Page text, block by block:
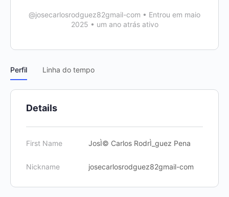
@josecarlosrodguez82gmail-com • Entrou em maio
2025 • um ano atrás ativo
Perfil Linha do tempo
Details
First Name JosÌ© Carlos RodrÌ_guez Pena
Nickname josecarlosrodguez82gmail-com